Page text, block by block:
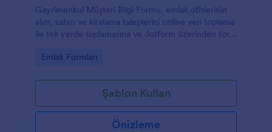
Gayrimenkul Müşteri Bilgi Formu, emlak ofislerinin
alım, satım ve kiralama taleplerini online veri toplama
ile tek yerde toplamasına ve Jotform üzerinden form
olur.
Go to Category:
Emlak Formları
Şablon Kullan
Önizleme